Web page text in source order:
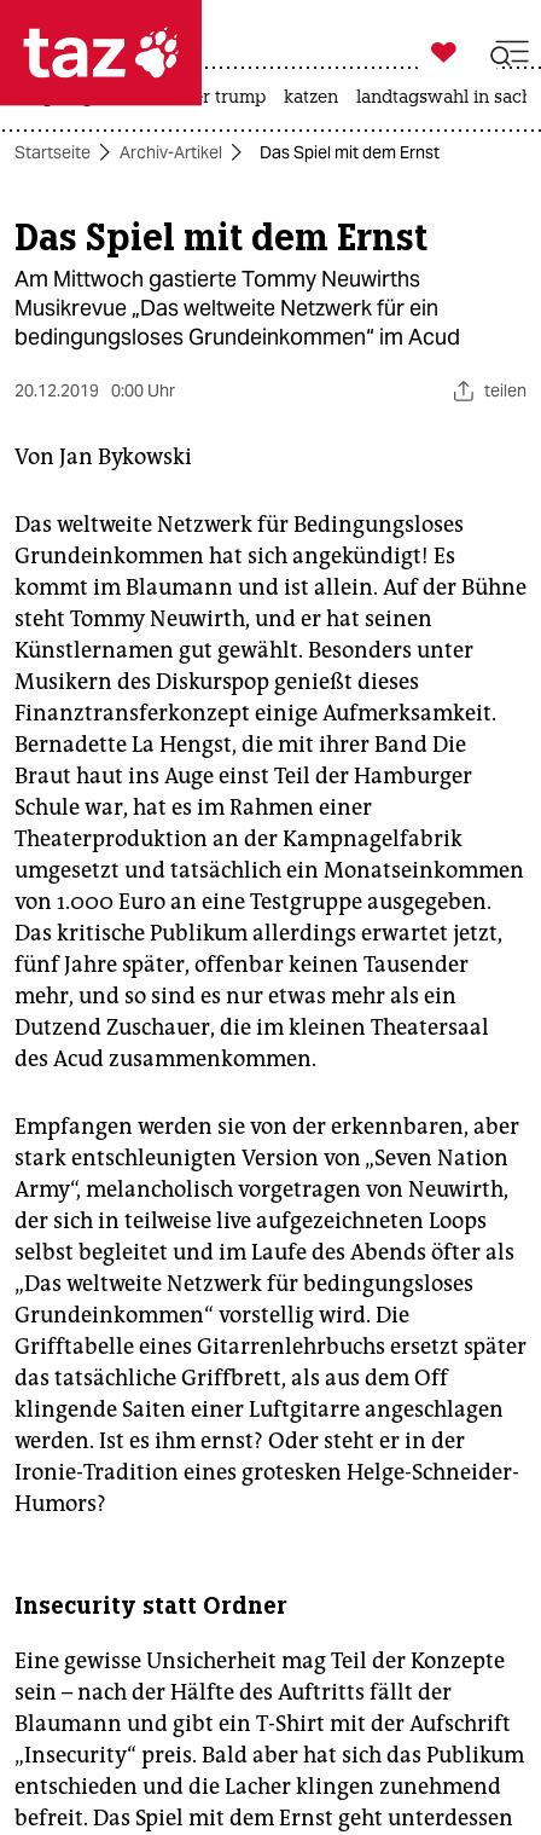
 taz zahl ich
taz zahl ich
themen
politik
öko
gesellschaft
berlin
nord
wahrheit
verlag
verlag
veranstaltungen
shop
fragen & hilfe
unterstützen
abo
genossenschaft

taz zahl ich
usa unter trump katzen landtagswahl in
Startseite Archiv-Artikel Das Spiel mit dem Ernst
Das Spiel mit dem Ernst
Am Mittwoch gastierte Tommy Neuwirths
Musikrevue „Das weltweite Netzwerk für ein
bedingungsloses Grundeinkommen“ im Acud
20.12.2019 0:00 Uhr teilen
Von Jan Bykowski
Das weltweite Netzwerk für Bedingungsloses
Grundeinkommen hat sich angekündigt! Es
kommt im Blaumann und ist allein. Auf der Bühne
steht Tommy Neuwirth, und er hat seinen
Künstlernamen gut gewählt. Besonders unter
Musikern des Diskurspop genießt dieses
Finanztransferkonzept einige Aufmerksamkeit.
Bernadette La Hengst, die mit ihrer Band Die
Braut haut ins Auge einst Teil der Hamburger
Schule war, hat es im Rahmen einer
Theaterproduktion an der Kampnagelfabrik
umgesetzt und tatsächlich ein Monatseinkommen
von 1.000 Euro an eine Testgruppe ausgegeben.
Das kritische Publikum allerdings erwartet jetzt,
fünf Jahre später, offenbar keinen Tausender
mehr, und so sind es nur etwas mehr als ein
Dutzend Zuschauer, die im kleinen Theatersaal
des Acud zusammenkommen.
Empfangen werden sie von der erkennbaren, aber
stark entschleunigten Version von „Seven Nation
Army“, melancholisch vorgetragen von Neuwirth,
der sich in teilweise live aufgezeichneten Loops
selbst begleitet und im Laufe des Abends öfter als
„Das weltweite Netzwerk für bedingungsloses
Grundeinkommen“ vorstellig wird. Die
Grifftabelle eines Gitarrenlehrbuchs ersetzt später
das tatsächliche Griffbrett, als aus dem Off
klingende Saiten einer Luftgitarre angeschlagen
werden. Ist es ihm ernst? Oder steht er in der
Ironie-Tradition eines grotesken Helge-Schneider-
Humors?
Insecurity statt Ordner
Eine gewisse Unsicherheit mag Teil der Konzepte
sein – nach der Hälfte des Auftritts fällt der
Blaumann und gibt ein T-Shirt mit der Aufschrift
„Insecurity“ preis. Bald aber hat sich das Publikum
entschieden und die Lacher klingen zunehmend
befreit. Das Spiel mit dem Ernst geht unterdessen